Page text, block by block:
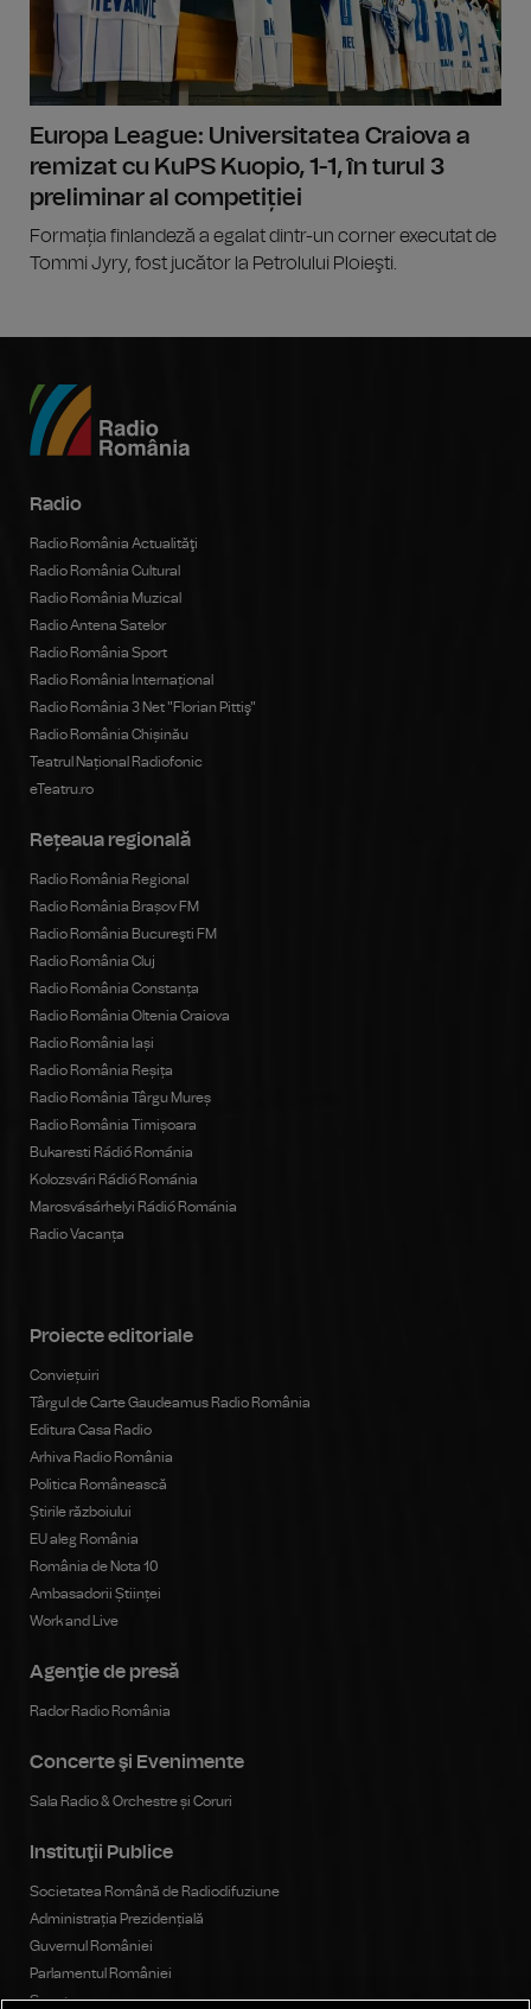
Europa League: Universitatea Craiova a
remizat cu KuPS Kuopio, 1-1, în turul 3
preliminar al competiției
Formația finlandeză a egalat dintr-un corner executat de
Tommi Jyry, fost jucător la Petrolului Ploieşti.
Radio
Radio România Actualităţi
Radio România Cultural
Radio România Muzical
Radio Antena Satelor
Radio România Sport
Radio România Internațional
Radio România 3 Net "Florian Pittiş"
Radio România Chișinău
Teatrul Național Radiofonic
eTeatru.ro
Rețeaua regională
Radio România Regional
Radio România Brașov FM
Radio România Bucureşti FM
Radio România Cluj
Radio România Constanța
Radio România Oltenia Craiova
Radio România Iași
Radio România Reșița
Radio România Târgu Mureș
Radio România Timișoara
Bukaresti Rádió Románia
Kolozsvári Rádió Románia
Marosvásárhelyi Rádió Románia
Radio Vacanța
Proiecte editoriale
Conviețuiri
Târgul de Carte Gaudeamus Radio România
Editura Casa Radio
Arhiva Radio România
Politica Românească
Știrile războiului
EU aleg România
România de Nota 10
Ambasadorii Științei
Work and Live
Agenţie de presă
Rador Radio România
Concerte şi Evenimente
Sala Radio & Orchestre și Coruri
Instituţii Publice
Societatea Română de Radiodifuziune
Administrația Prezidențială
Guvernul României
Parlamentul României
Senat